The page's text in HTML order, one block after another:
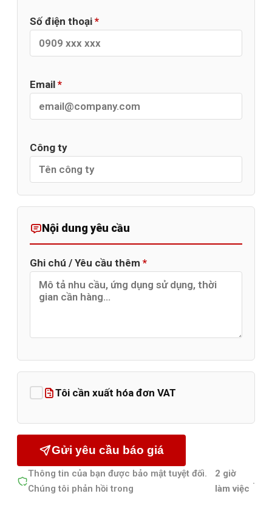
Số điện thoại *
Email *
Công ty
Nội dung yêu cầu
Ghi chú / Yêu cầu thêm *
Tôi cần xuất hóa đơn VAT
Gửi yêu cầu báo giá
Thông tin của bạn được bảo mật tuyệt đối.
Chúng tôi phản hồi trong
2 giờ
làm việc
.